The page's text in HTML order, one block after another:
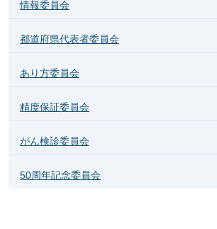
情報委員会
都道府県代表者委員会
あり方委員会
精度保証委員会
がん検診委員会
50周年記念委員会